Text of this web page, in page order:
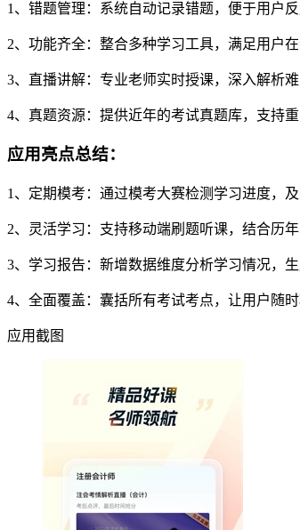
1、错题管理：系统自动记录错题，便于用户
2、功能齐全：整合多种学习工具，满足用户
3、直播讲解：专业老师实时授课，深入解析
4、真题资源：提供近年的考试真题库，支持
应用亮点总结：
1、定期模考：通过模考大赛检测学习进度，
2、灵活学习：支持移动端刷题听课，结合历
3、学习报告：新增数据维度分析学习情况，
4、全面覆盖：囊括所有考试考点，让用户随
应用截图